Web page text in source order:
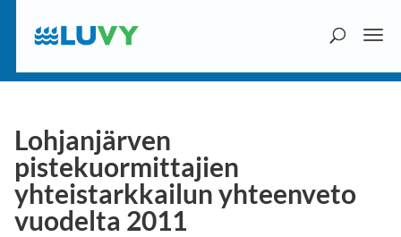
Lohjanjärven
pistekuormittajien
yhteistarkkailun yhteenveto
vuodelta 2011